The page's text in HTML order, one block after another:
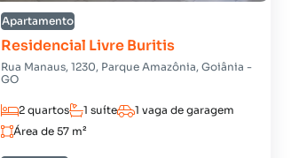
Apartamento
Residencial Livre Buritis
Rua Manaus, 1230, Parque Amazônia, Goiânia -
GO
2 quartos 1 suíte
1 vaga de garagem
Área de 57 m²